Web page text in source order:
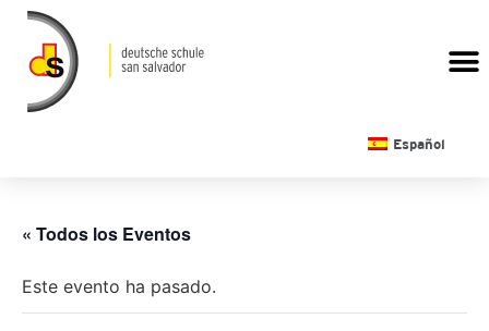
Español
« Todos los Eventos
Este evento ha pasado.